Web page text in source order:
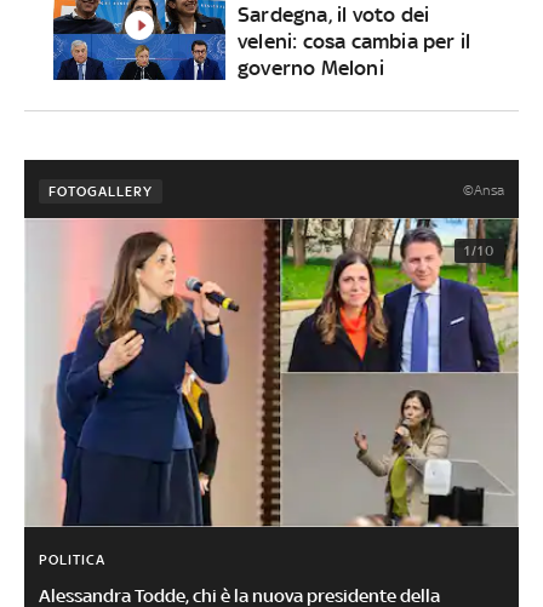
Sardegna, il voto dei
veleni: cosa cambia per il
governo Meloni
FOTOGALLERY ©Ansa
1/10
POLITICA
Alessandra Todde, chi è la nuova presidente della